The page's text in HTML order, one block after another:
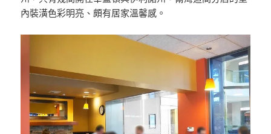
內裝潢色彩明亮、頗有居家溫馨感。